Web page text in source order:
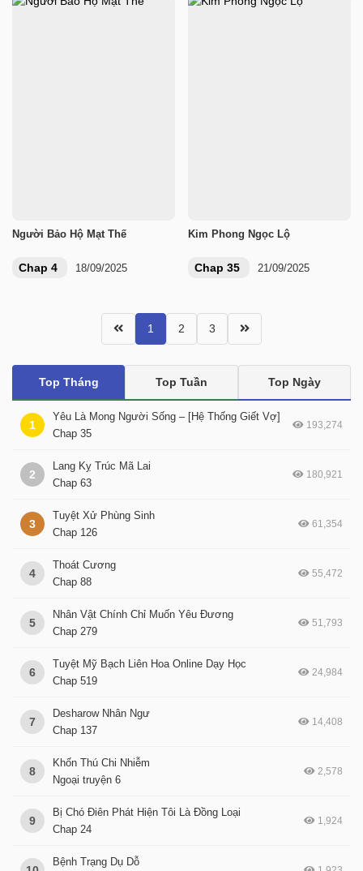
Người Bảo Hộ Mạt Thế
Chap 4 18/09/2025
Kim Phong Ngọc Lộ
Chap 35 21/09/2025
1 2 3
Top Tháng Top Tuần Top Ngày
1
Yêu Là Mong Người Sống – [Hệ Thống Giết Vợ]
Chap 35
193,274
2
Lang Kỵ Trúc Mã Lai
Chap 63
180,921
3
Tuyệt Xử Phùng Sinh
Chap 126
61,354
4
Thoát Cương
Chap 88
55,472
5
Nhân Vật Chính Chỉ Muốn Yêu Đương
Chap 279
51,793
6
Tuyệt Mỹ Bạch Liên Hoa Online Dạy Học
Chap 519
24,984
7
Desharow Nhân Ngư
Chap 137
14,408
8
Khốn Thú Chi Nhiễm
Ngoại truyện 6
2,578
9
Bị Chó Điên Phát Hiện Tôi Là Đồng Loại
Chap 24
1,924
Bệnh Trạng Dụ Dỗ